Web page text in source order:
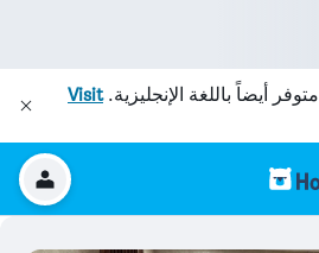
متوفر أيضاً باللغة الإنجليزية.Visit